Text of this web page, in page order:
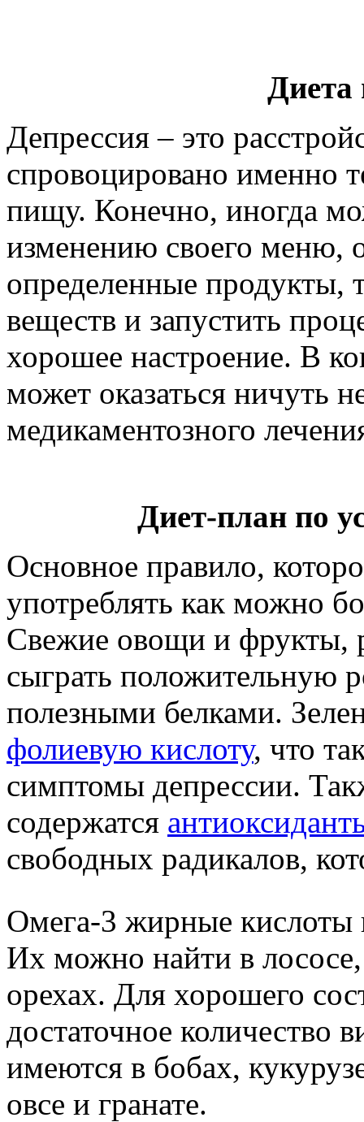
Диета
Депрессия – это
спровоцировано именно
пищу. Конечно, иногда
изменению своего меню,
определенные продукты,
веществ и запустить
хорошее настроение. В
может оказаться ничуть
медикаментозного
Диет-план по
Основное правило,
употреблять как можно
Свежие овощи и фрукты,
сыграть положительную
полезными белками.
фолиевую кислоту, что
симптомы депрессии.
содержатся
свободных радикалов,
Омега-3 жирные кислоты
Их можно найти в
орехах. Для хорошего
достаточное количество
имеются в бобах,
овсе и гранате.